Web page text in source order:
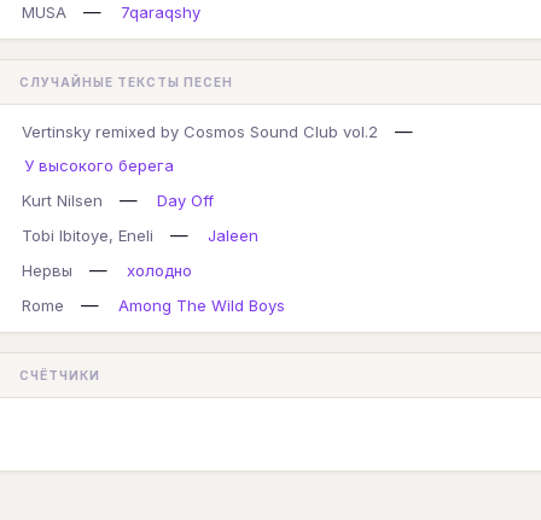
MUSA
— 7qaraqshy
СЛУЧАЙНЫЕ ТЕКСТЫ ПЕСЕН
Vertinsky remixed by Cosmos Sound Club vol.2 —
У высокого берега
Kurt Nilsen
—
Day Off
Tobi Ibitoye, Eneli
—
Jaleen
Нервы
—
холодно
Rome
— Among The Wild Boys
СЧЁТЧИКИ